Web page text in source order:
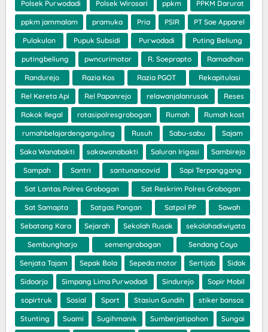
Polsek Purwodadi Polsek Wirosari ppkm PPKM Darurat
ppkm jammalam pramuka Pria PSIR PT Sae Apparel
Pulokulon Pupuk Subsidi Purwodadi Puting Beliung
putingbeliung pwncurimotor R. Soeprapto Ramadhan
Randurejo Razia Kos Razia PGOT Rekapitulasi
Rel Kereta Api Rel Papanrejo relawanjalanrusak Reses
Rokok Ilegal rotasipolresgrobogan Rumah Rumah kost
rumahbelajardenganguling Rusuh Sabu-sabu Sajam
Saka Wanabakti sakawanabakti Saluran Irigasi Sambirejo
Sampah Santri santunancovid Sapi Terpanggang
Sat Lantas Polres Grobogan Sat Reskrim Polres Grobogan
Sat Samapta Satgas Pangan Satpol PP Sawah
Sebatang Kara Sejarah Sekolah Rusak sekolahadiwiyata
Sembungharjo semengrobogan Sendang Coyo
Senjata Tajam Sepak Bola Sepeda motor Sertijab Sidak
Sidoarjo Simpang Lima Purwodadi Sindurejo Sopir Mobil
sopirtruk Sosial Sport Stasiun Gundih stiker bansos
Stunting Suami Sugihmanik Sumberjatipohon Sungai